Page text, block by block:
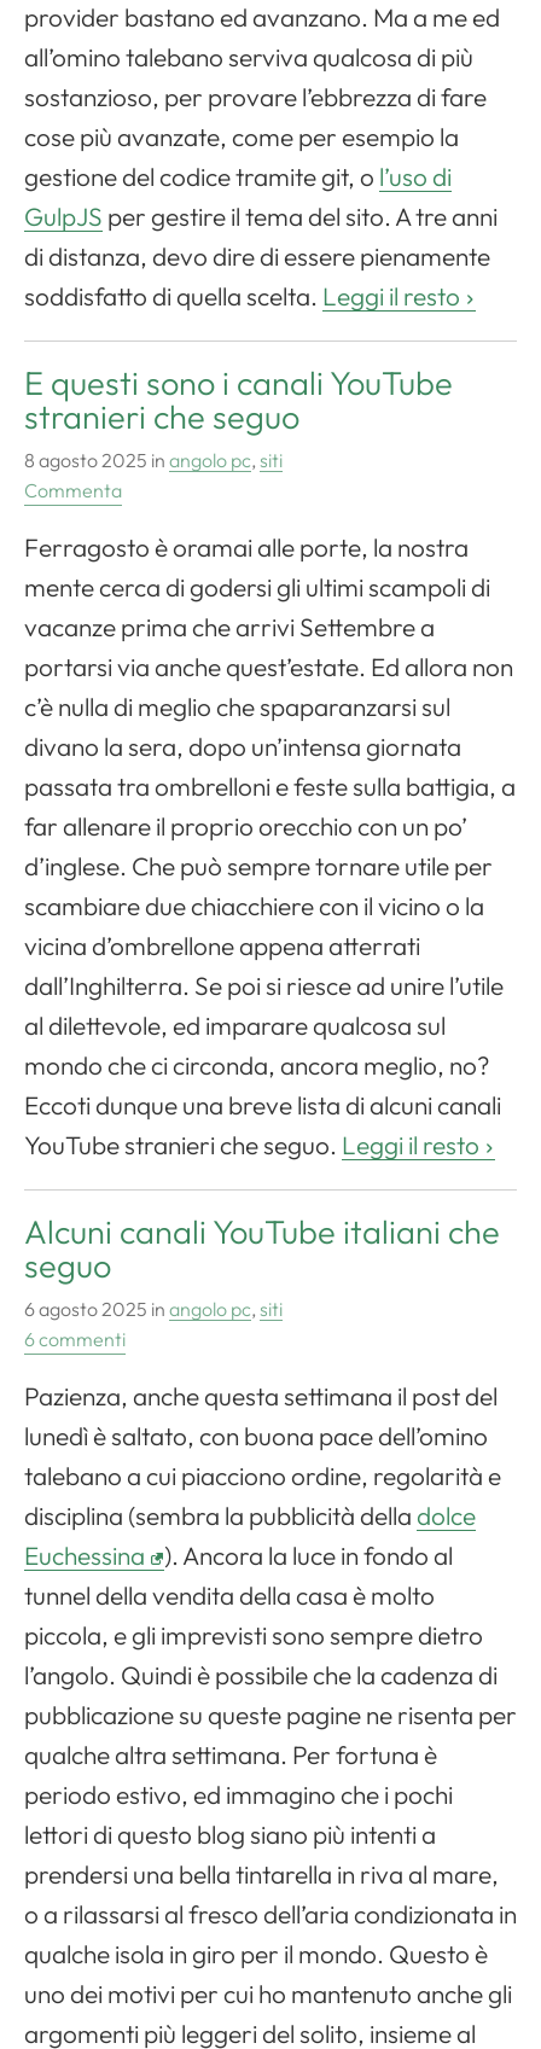
provider bastano ed avanzano. Ma a me ed
all’omino talebano serviva qualcosa di più
sostanzioso, per provare l’ebbrezza di fare
cose più avanzate, come per esempio la
gestione del codice tramite git, o l’uso di
GulpJS per gestire il tema del sito. A tre anni
di distanza, devo dire di essere pienamente
soddisfatto di quella scelta. Leggi il resto
E questi sono i canali YouTube
stranieri che seguo
8 agosto 2025 in angolo pc, siti
Commenta
Ferragosto è oramai alle porte, la nostra
mente cerca di godersi gli ultimi scampoli di
vacanze prima che arrivi Settembre a
portarsi via anche quest’estate. Ed allora non
c’è nulla di meglio che spaparanzarsi sul
divano la sera, dopo un’intensa giornata
passata tra ombrelloni e feste sulla battigia, a
far allenare il proprio orecchio con un po’
d’inglese. Che può sempre tornare utile per
scambiare due chiacchiere con il vicino o la
vicina d’ombrellone appena atterrati
dall’Inghilterra. Se poi si riesce ad unire l’utile
al dilettevole, ed imparare qualcosa sul
mondo che ci circonda, ancora meglio, no?
Eccoti dunque una breve lista di alcuni canali
YouTube stranieri che seguo. Leggi il resto
Alcuni canali YouTube italiani che
seguo
6 agosto 2025 in angolo pc, siti
6 commenti
Pazienza, anche questa settimana il post del
lunedì è saltato, con buona pace dell’omino
talebano a cui piacciono ordine, regolarità e
disciplina (sembra la pubblicità della dolce
Euchessina
). Ancora la luce in fondo al
tunnel della vendita della casa è molto
piccola, e gli imprevisti sono sempre dietro
l’angolo. Quindi è possibile che la cadenza di
pubblicazione su queste pagine ne risenta per
qualche altra settimana. Per fortuna è
periodo estivo, ed immagino che i pochi
lettori di questo blog siano più intenti a
prendersi una bella tintarella in riva al mare,
o a rilassarsi al fresco dell’aria condizionata in
qualche isola in giro per il mondo. Questo è
uno dei motivi per cui ho mantenuto anche gli
argomenti più leggeri del solito, insieme al
Apri il menu di navigazione